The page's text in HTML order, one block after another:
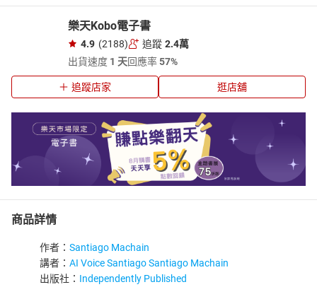
樂天Kobo電子書
4.9 (2188) 追蹤 2.4萬
出貨速度 1 天回應率57%
追蹤店家 逛店舖
商品詳情
作者： Santiago Machain
講者： AI Voice Santiago Santiago Machain
出版社： Independently Published